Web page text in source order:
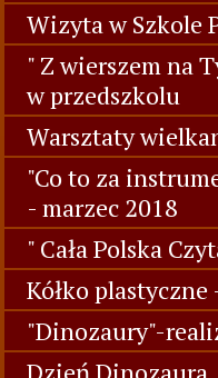
Wizyta w Szkole
" Z wierszem na
w przedszkolu
Warsztaty
"Co to za
- marzec 2018
" Cała Polska
Kółko plastyczne
"Dinozaury"-